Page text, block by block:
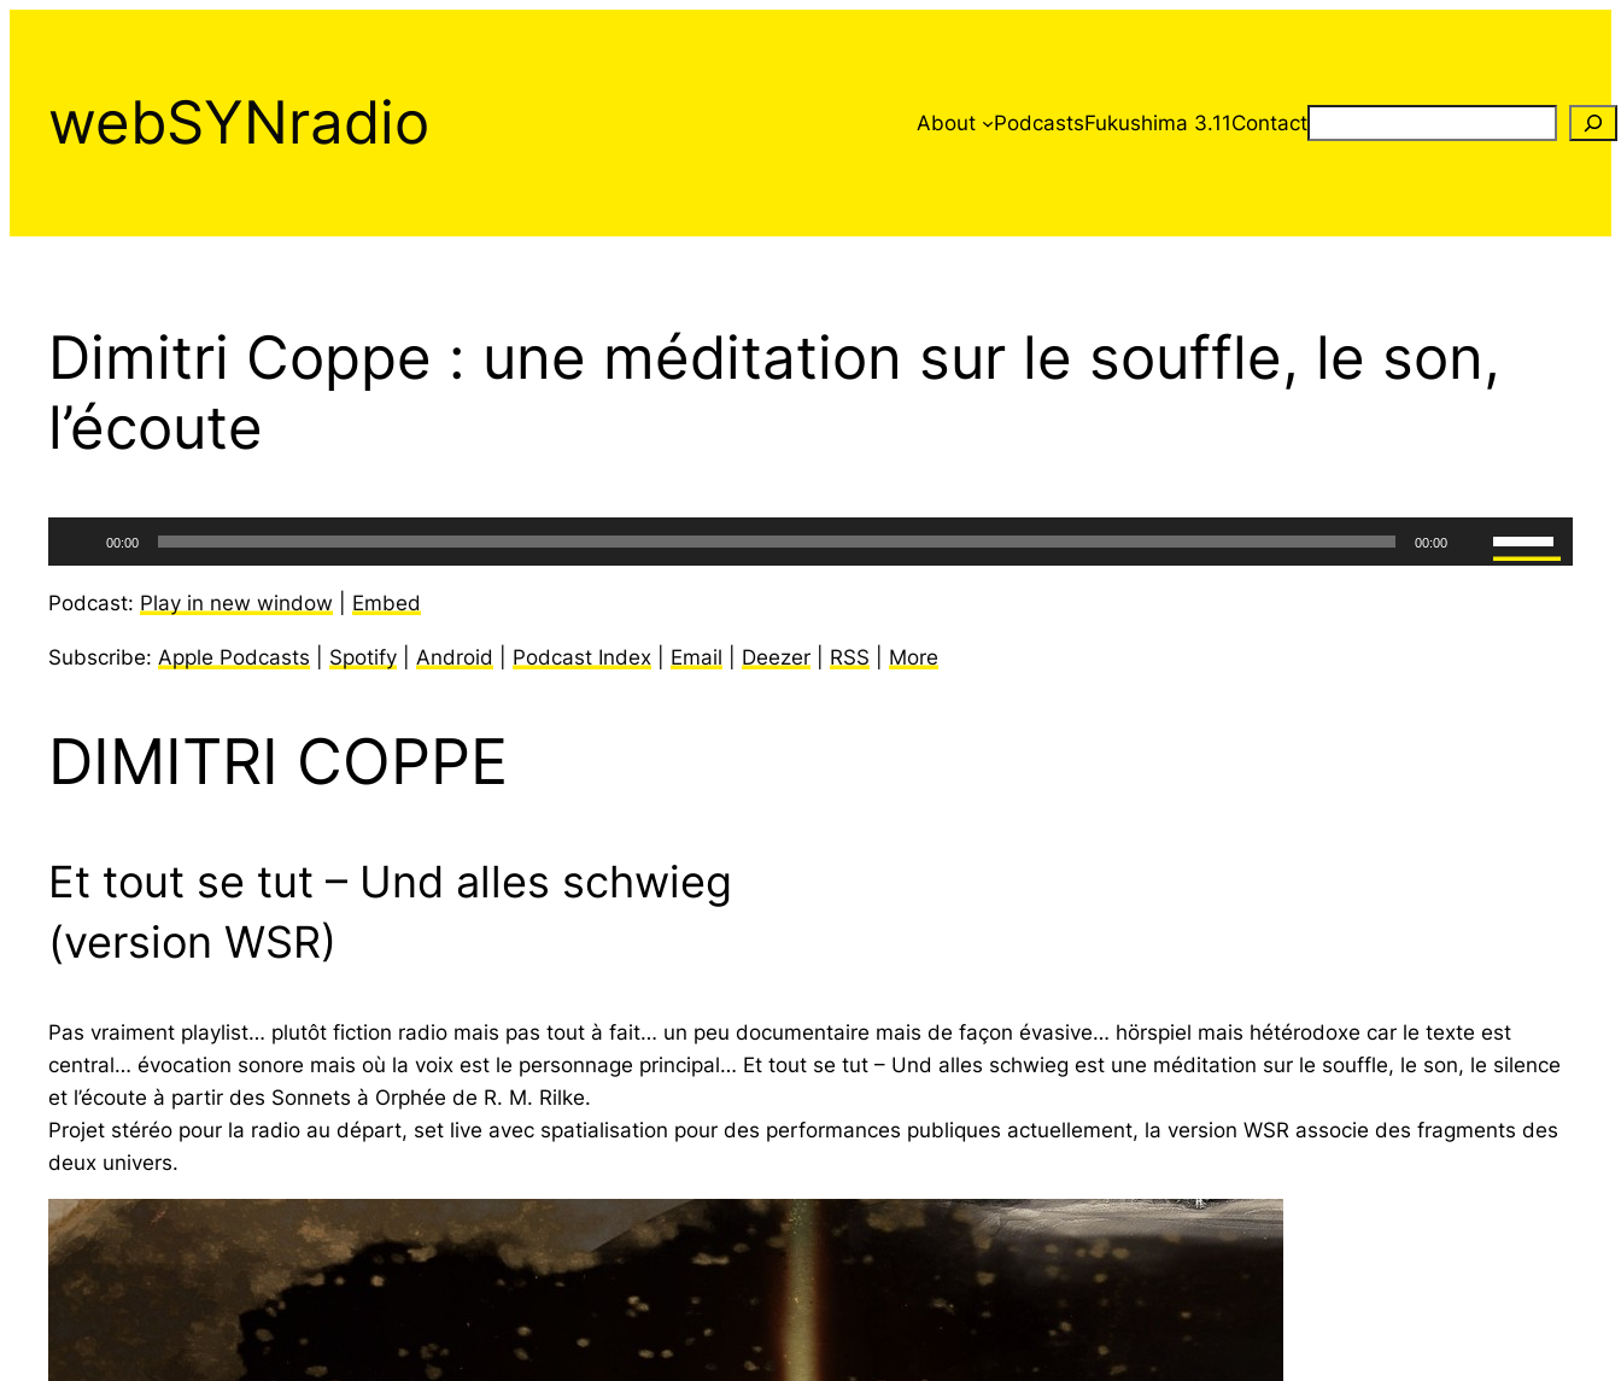
webSYNradio About PodcastsFukushima 3.11ContactRechercher
Dimitri Coppe : une méditation sur le souffle, le son,
l’écoute
Lecteur
audio
00:00 00:00
Utilisez
les
Podcast: Play in new window Embed
Subscribe: Apple Podcasts Spotify Android Podcast Index Email Deezer RSS More
DIMITRI COPPE
Et tout se tut – Und alles schwieg
(version WSR)
Pas vraiment playlist… plutôt fiction radio mais pas tout à fait… un peu documentaire mais de façon évasive… hörspiel mais hétérodoxe car le texte est
central… évocation sonore mais où la voix est le personnage principal… Et tout se tut – Und alles schwieg est une méditation sur le souffle, le son, le silence
et l’écoute à partir des Sonnets à Orphée de R. M. Rilke.
Projet stéréo pour la radio au départ, set live avec spatialisation pour des performances publiques actuellement, la version WSR associe des fragments des
deux univers.